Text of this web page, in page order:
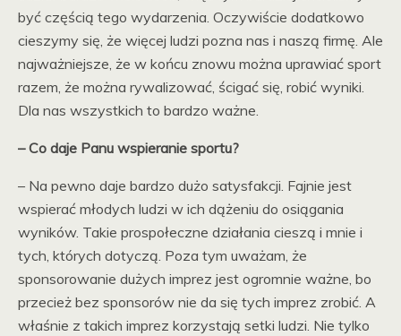
być częścią tego wydarzenia. Oczywiście dodatkowo
cieszymy się, że więcej ludzi pozna nas i naszą firmę. Ale
najważniejsze, że w końcu znowu można uprawiać sport
razem, że można rywalizować, ścigać się, robić wyniki.
Dla nas wszystkich to bardzo ważne.
– Co daje Panu wspieranie sportu?
– Na pewno daje bardzo dużo satysfakcji. Fajnie jest
wspierać młodych ludzi w ich dążeniu do osiągania
wyników. Takie prospołeczne działania cieszą i mnie i
tych, których dotyczą. Poza tym uważam, że
sponsorowanie dużych imprez jest ogromnie ważne, bo
przecież bez sponsorów nie da się tych imprez zrobić. A
właśnie z takich imprez korzystają setki ludzi. Nie tylko